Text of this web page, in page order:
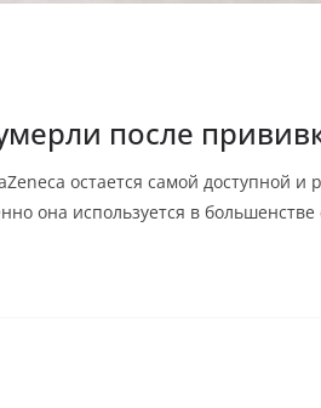
после
остается самой доступной и
она используется в большенстве